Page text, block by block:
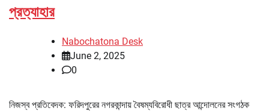
প্রত্যাহার
Nabochatona Desk
June 2, 2025
0
নিজস্ব প্রতিবেদক: ফরিদপুরের নগরকান্দায় বৈষম্যবিরোধী ছাত্র আন্দোলনের সংগঠক